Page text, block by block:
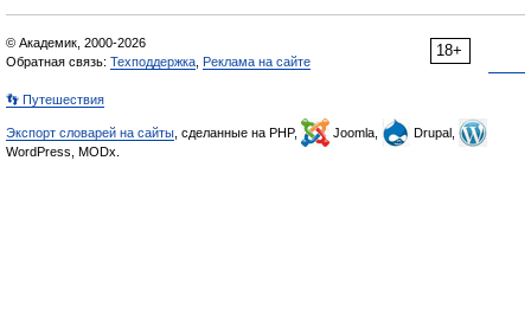
18+
© Академик, 2000-2026
Обратная связь: Техподдержка Реклама на сайте
👣 Путешествия
Экспорт словарей на сайты , сделанные на PHP, Joomla,
Drupal,
WordPress, MODx.